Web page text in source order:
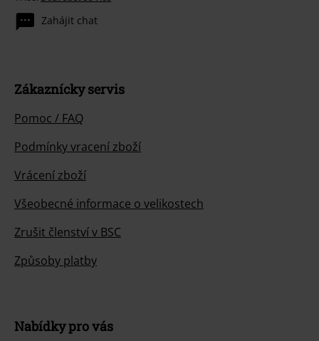
Zahájit chat
Zákaznícky servis
Pomoc / FAQ
Podmínky vracení zboží
Vrácení zboží
Všeobecné informace o velikostech
Zrušit členství v BSC
Způsoby platby
Nabídky pro vás